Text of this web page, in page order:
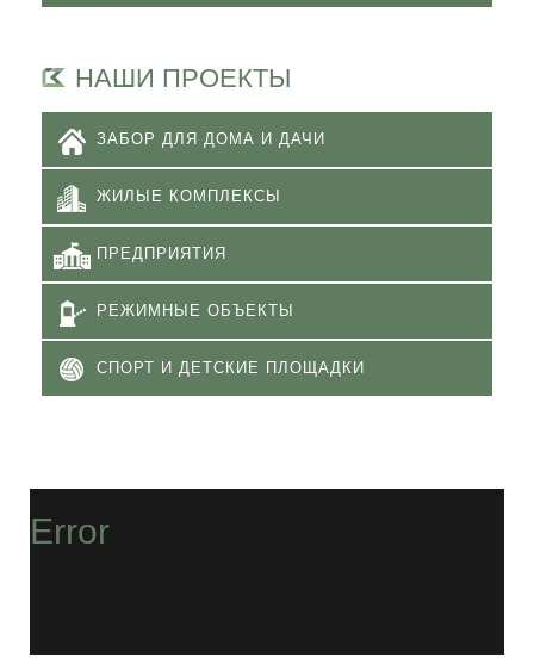
НАШИ ПРОЕКТЫ
ЗАБОР ДЛЯ ДОМА И ДАЧИ
ЖИЛЫЕ КОМПЛЕКСЫ
ПРЕДПРИЯТИЯ
РЕЖИМНЫЕ ОБЪЕКТЫ
СПОРТ И ДЕТСКИЕ ПЛОЩАДКИ
Error